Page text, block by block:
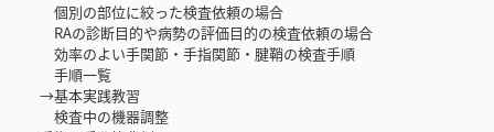
個別の部位に絞った検査依頼の場合
RAの診断目的や病勢の評価目的の検査依頼の場合
効率のよい手関節・手指関節・腱鞘の検査手順
手順一覧
→基本実践教習
検査中の機器調整